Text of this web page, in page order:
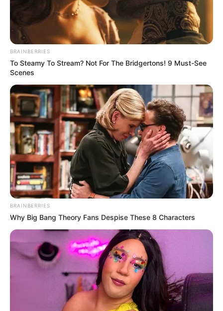
BRAINBERRIES
To Steamy To Stream? Not For The Bridgertons! 9 Must-See
Scenes
BRAINBERRIES
Why Big Bang Theory Fans Despise These 8 Characters